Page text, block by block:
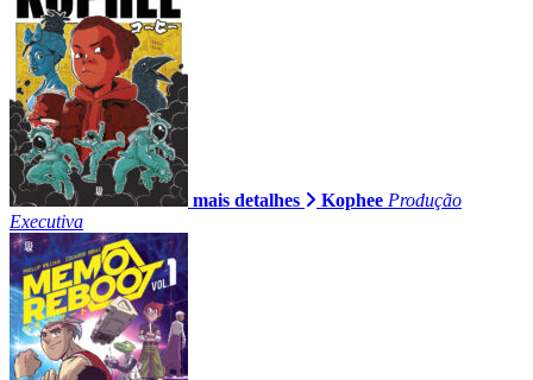
mais detalhes Kophee Produção
Executiva